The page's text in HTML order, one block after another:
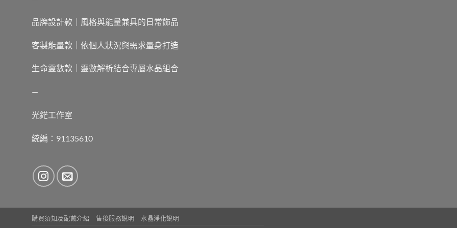
品牌設計款｜風格與能量兼具的日常飾品
客製能量款｜依個人狀況與需求量身打造
生命靈數款｜靈數解析結合專屬水晶組合
—
光鋩工作室
統編：91135610
購買須知及配戴介紹 售後服務說明 水晶淨化說明